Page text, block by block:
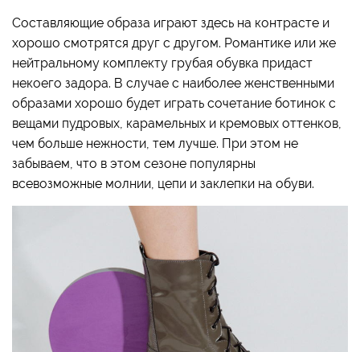
Составляющие образа играют здесь на контрасте и
хорошо смотрятся друг с другом. Романтике или же
нейтральному комплекту грубая обувка придаст
некоего задора. В случае с наиболее женственными
образами хорошо будет играть сочетание ботинок с
вещами пудровых, карамельных и кремовых оттенков,
чем больше нежности, тем лучше. При этом не
забываем, что в этом сезоне популярны
всевозможные молнии, цепи и заклепки на обуви.